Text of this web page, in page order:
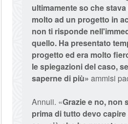
ultimamente so che
molto ad un progetto in
non ti risponde
quello. Ha presentato
progetto ed era molto
le spiegazioni del caso,
saperne di più» ammisi
Annuii. «Grazie e no, non
prima di tutto devo